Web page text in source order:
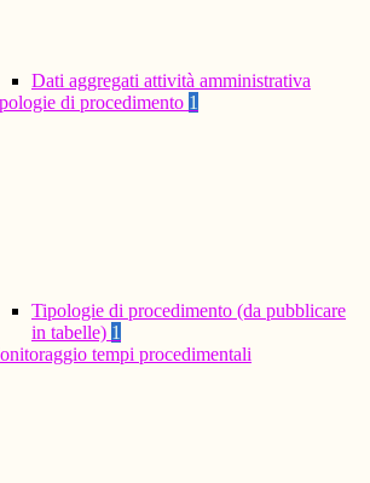
Dati aggregati attività amministrativa
di procedimento 1
Tipologie di procedimento (da pubblicare
in tabelle) 1
tempi procedimentali